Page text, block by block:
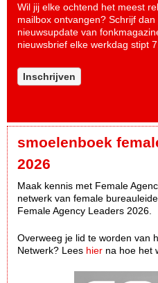
Wil jij elke ochtend het meest
mailbox ontvangen? Schrijf dan
nieuwsupdate van
nieuwsbrief elke werkdag stipt
Inschrijven
smoelenboek
2026
Maak kennis met Female
netwerk van female
Female Agency Leaders 2026.
Overweeg je lid te worden van
Netwerk? Lees hier na hoe het